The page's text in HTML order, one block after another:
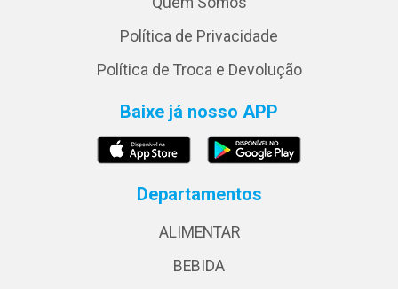
Política de Privacidade
Política de Troca e Devolução
Baixe já nosso APP
Departamentos
ALIMENTAR
BEBIDA